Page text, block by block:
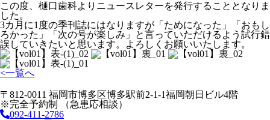
この度、樋口歯科よりニュースレターを発行することとなりま
した。
3カ月に1度の季刊誌にはなりますが「ためになった」「おもし
ろかった」「次の号が楽しみ」と言っていただけるよう試行錯
誤していきたいと思います。よろしくお願いいたします。
<一覧へ
〒812-0011 福岡市博多区博多駅前2-1-1福岡朝日ビル4階
※完全予約制 （急患応相談）
092-411-2786